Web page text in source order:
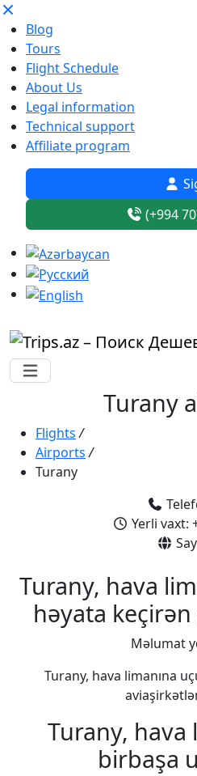
Blog
Tours
Flight Schedule
About Us
Legal information
Technical support
Affiliate program
(+994
Turany
Flights /
Airports /
Turany
Yerli vaxt:
Turany, hava
həyata
Məlumat
Turany, hava limanına
Turany, hava
birbaşa